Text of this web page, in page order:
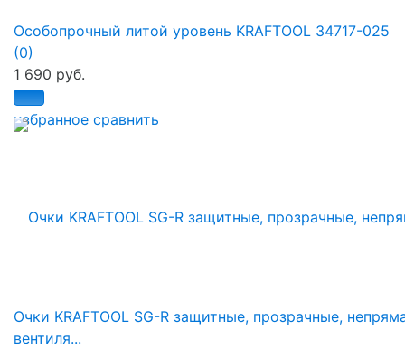
избранное сравнить
Особопрочный литой уровень KRAFTOOL 34717-025
(0)
1 690 руб.
Очки KRAFTOOL SG-R защитные, прозрачные,
вентиля...